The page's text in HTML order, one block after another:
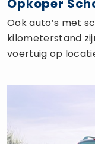
Opkoper
Ook auto’s met
kilometerstand
voertuig op